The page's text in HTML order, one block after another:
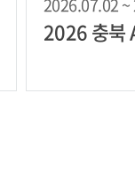
2026.07.02 ~
2026 충북